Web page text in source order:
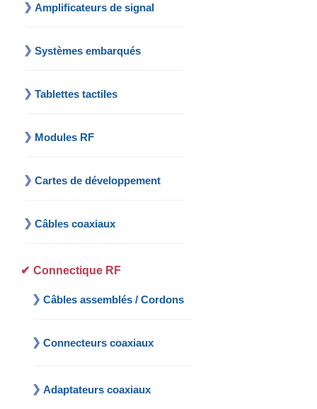
Amplificateurs de signal
Systèmes embarqués
Tablettes tactiles
Modules RF
Cartes de développement
Câbles coaxiaux
Connectique RF
Câbles assemblés / Cordons
Connecteurs coaxiaux
Adaptateurs coaxiaux